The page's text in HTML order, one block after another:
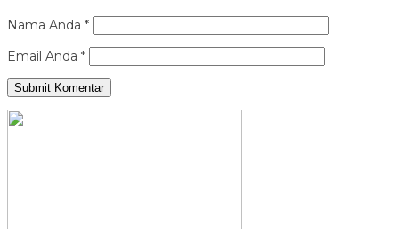
Nama Anda *
Email Anda *